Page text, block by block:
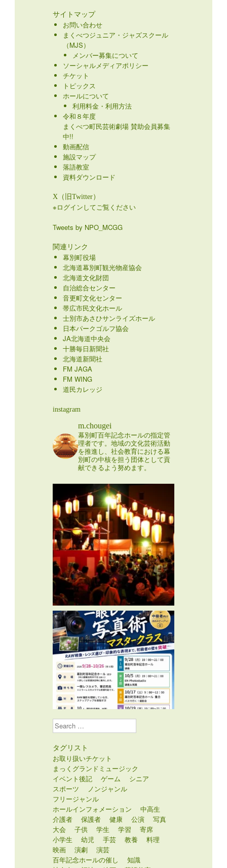
サイトマップ
お問い合わせ
まくべつジュニア・ジャズスクール
（MJS）
メンバー募集について
ソーシャルメディアポリシー
チケット
トピックス
ホールについて
利用料金・利用方法
令和８年度
まくべつ町民芸術劇場 賛助会員募集
中!!
動画配信
施設マップ
落語教室
資料ダウンロード
X（旧Twitter）
※ログインしてご覧ください
Tweets by NPO_MCGG
関連リンク
幕別町役場
北海道幕別町観光物産協会
北海道文化財団
自治総合センター
音更町文化センター
帯広市民文化ホール
士別市あさひサンライズホール
日本パークゴルフ協会
JA北海道中央会
十勝毎日新聞社
北海道新聞社
FM JAGA
FM WING
道民カレッジ
instagram
m.chougei
幕別町百年記念ホールの指定管
理者です。地域の文化芸術活動
を推進し、社会教育における幕
別町の中核を担う団体として貢
献できるよう努めます。
Search
タグリスト
お取り扱いチケット
まっくグランドミュージック
イベント後記
ゲーム
シニア
スポーツ
ノンジャンル
フリージャンル
ホールインフォメーション
中高生
介護者
保護者 健康 公演
写真
大会
子供 学生 学習
寄席
小学生
幼児 手芸 教養
料理
映画
演劇
演芸
百年記念ホールの催し
知識